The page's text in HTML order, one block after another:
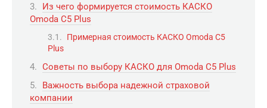
Из чего формируется стоимость КАСКО
Omoda C5 Plus
Примерная стоимость КАСКО Omoda C5
Plus
Советы по выбору КАСКО для Omoda C5 Plus
Важность выбора надежной страховой
компании